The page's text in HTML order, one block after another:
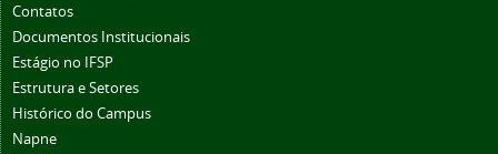
Contatos
Documentos Institucionais
Estágio no IFSP
Estrutura e Setores
Histórico do Campus
Napne